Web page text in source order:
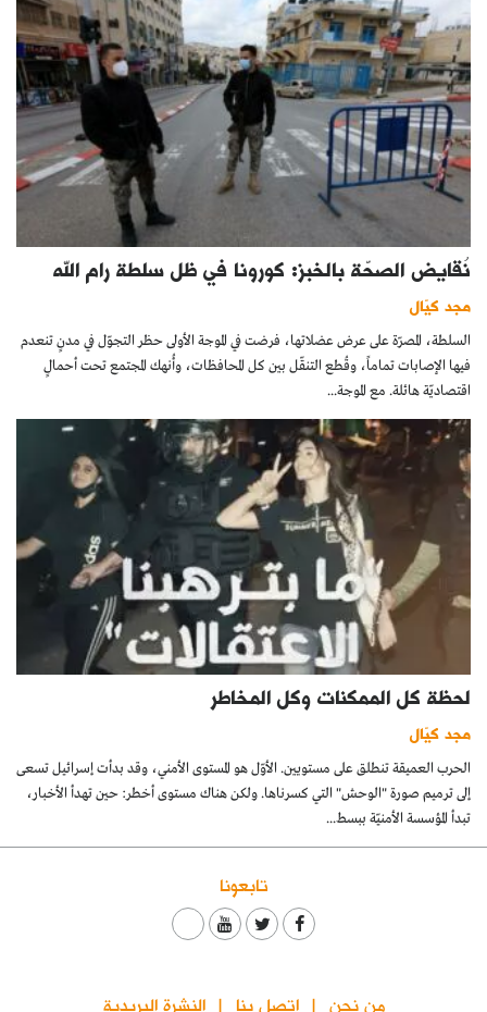
نُقايض الصحّة بالخبز: كورونا في ظل سلطة رام الله
مجد كيّال
السلطة، المصرّة على عرض عضلاتها، فرضت في الموجة الأولى حظر التجوّل في مدنٍ تنعدم
فيها الإصابات تماماً، وقُطع التنقّل بين كل المحافظات، وأُنهك المجتمع تحت أحمالٍ
اقتصاديّة هائلة. مع الموجة...
لحظة كل الممكنات وكل المخاطر
مجد كيّال
الحرب العميقة تنطلق على مستويين. الأوّل هو المستوى الأمني، وقد بدأت إسرائيل تسعى
إلى ترميم صورة "الوحش" التي كسرناها. ولكن هناك مستوى أخطر: حين تهدأ الأخبار،
تبدأ المؤسسة الأمنيّة ببسط...
تابعونا
من نحن اتصل بنا النشرة البريدية